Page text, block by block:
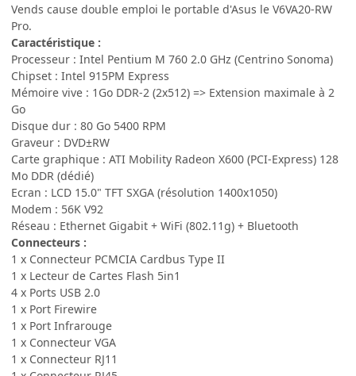
Vends cause double emploi le portable d'Asus le V6VA20-RW
Pro.
Caractéristique :
Processeur : Intel Pentium M 760 2.0 GHz (Centrino Sonoma)
Chipset : Intel 915PM Express
Mémoire vive : 1Go DDR-2 (2x512) => Extension maximale à 2
Go
Disque dur : 80 Go 5400 RPM
Graveur : DVD±RW
Carte graphique : ATI Mobility Radeon X600 (PCI-Express) 128
Mo DDR (dédié)
Ecran : LCD 15.0" TFT SXGA (résolution 1400x1050)
Modem : 56K V92
Réseau : Ethernet Gigabit + WiFi (802.11g) + Bluetooth
Connecteurs :
1 x Connecteur PCMCIA Cardbus Type II
1 x Lecteur de Cartes Flash 5in1
4 x Ports USB 2.0
1 x Port Firewire
1 x Port Infrarouge
1 x Connecteur VGA
1 x Connecteur RJ11